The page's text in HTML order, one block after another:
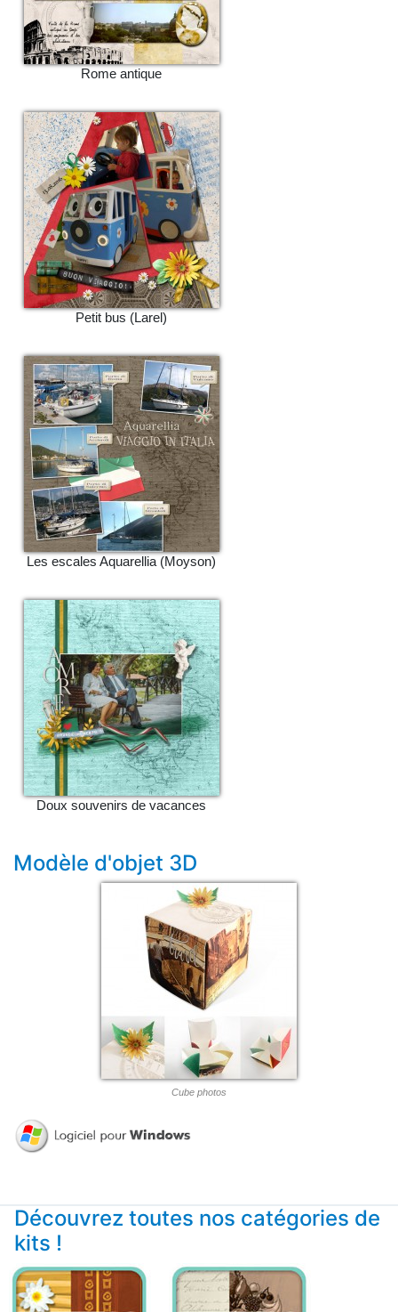
Rome antique
Petit bus (Larel)
Les escales Aquarellia (Moyson)
Doux souvenirs de vacances
Modèle d'objet 3D
Cube photos
Découvrez toutes nos catégories de
kits !